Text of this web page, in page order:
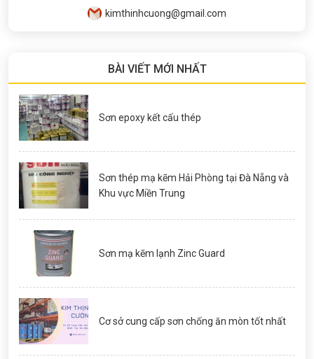
kimthinhcuong@gmail.com
BÀI VIẾT MỚI NHẤT
Sơn epoxy kết cấu thép
Sơn thép mạ kẽm Hải Phòng tại Đà Nẵng và
Khu vực Miền Trung
Sơn mạ kẽm lạnh Zinc Guard
Cơ sở cung cấp sơn chống ăn mòn tốt nhất